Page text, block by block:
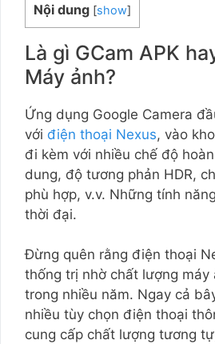
Nội dung [show]
Là gì GCam APK
Máy ảnh?
Ứng dụng Google Camera
với điện thoại Nexus, vào
đi kèm với nhiều chế độ
dung, độ tương phản HDR,
phù hợp, v.v. Những tính
thời đại.
Đừng quên rằng điện thoại
thống trị nhờ chất lượng máy
trong nhiều năm. Ngay cả
nhiều tùy chọn điện thoại
cung cấp chất lượng tương